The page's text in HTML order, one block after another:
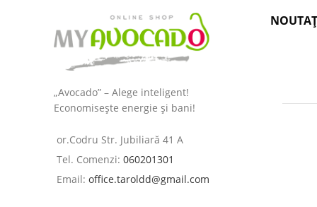
„Avocado” – Alege inteligent!
Economisește energie și bani!
or.Codru Str. Jubiliară 41 A
Tel. Comenzi: 060201301
Email: office.taroldd@gmail.com